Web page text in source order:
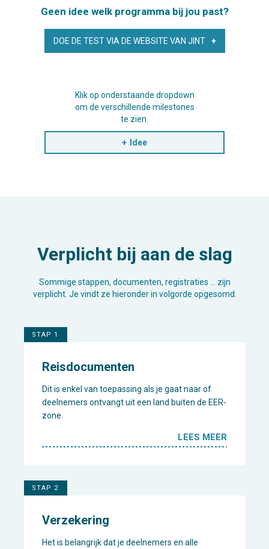
Geen idee welk programma bij jou past?
DOE DE TEST VIA DE WEBSITE VAN JINT
Klik op onderstaande dropdown
om de verschillende milestones
te zien.
Idee
Verplicht bij aan de slag
Sommige stappen, documenten, registraties … zijn
verplicht. Je vindt ze hieronder in volgorde opgesomd.
STAP 1
Reisdocumenten
Dit is enkel van toepassing als je gaat naar of
deelnemers ontvangt uit een land buiten de EER-
zone.
LEES MEER
STAP 2
Verzekering
Het is belangrijk dat je deelnemers en alle